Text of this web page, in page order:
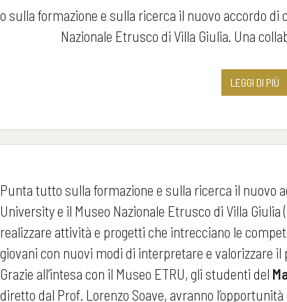
sulla formazione e sulla ricerca il nuovo accordo di
Nazionale Etrusco di Villa Giulia. Una
LEGGI DI PIÙ
Punta tutto sulla formazione e sulla ricerca il nuovo
University e il Museo Nazionale Etrusco di Villa
realizzare attività e progetti che intrecciano le
giovani con nuovi modi di interpretare e valorizzare
Grazie all’intesa con il Museo ETRU, gli studenti del
diretto dal Prof. Lorenzo Soave, avranno